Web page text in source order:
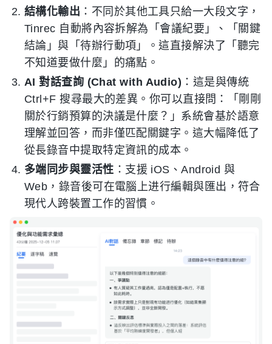
結構化輸出 ：不同於其他工具只給一大段文字，
Tinrec 自動將內容拆解為「會議紀要」、「關鍵
結論」與「待辦行動項」。這直接解決了「聽完
不知道要做什麼」的痛點。
AI 對話查詢 (Chat with Audio) ：這是與傳統
Ctrl+F 搜尋最大的差異。你可以直接問：「剛剛
關於行銷預算的決議是什麼？」系統會基於語意
理解並回答，而非僅匹配關鍵字。這大幅降低了
從長錄音中提取特定資訊的成本。
多端同步與靈活性 ：支援 iOS、Android 與
Web，錄音後可在電腦上进行編輯與匯出，符合
現代人跨裝置工作的習慣。